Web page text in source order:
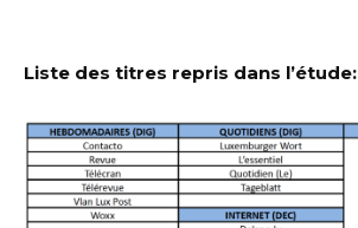
Liste des titres repris dans l’étude: